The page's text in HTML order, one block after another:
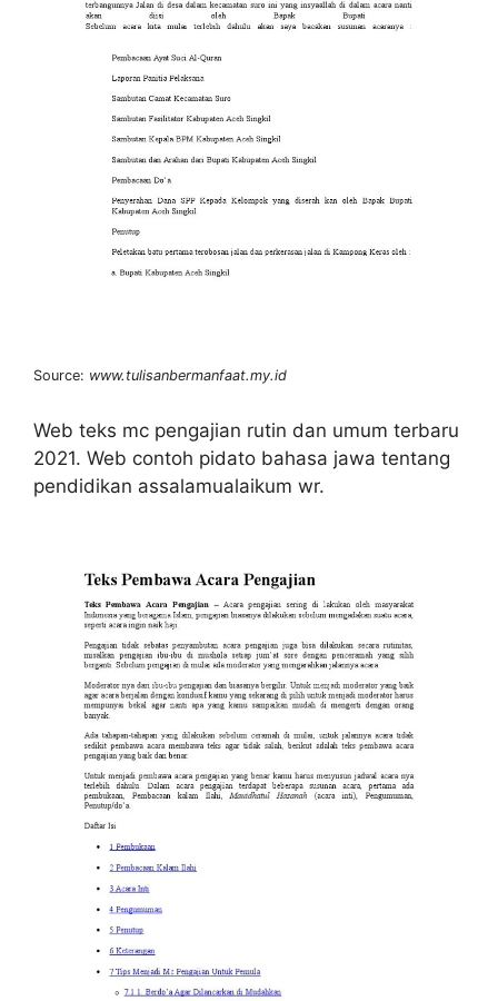
Source: www.tulisanbermanfaat.my.id
Web teks mc pengajian rutin dan umum terbaru
2021. Web contoh pidato bahasa jawa tentang
pendidikan assalamualaikum wr.